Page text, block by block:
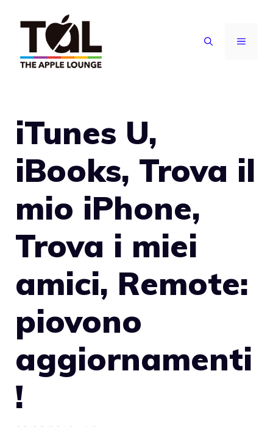
contenuto
MENU
iTunes U,
iBooks, Trova il
mio iPhone,
Trova i miei
amici, Remote:
piovono
aggiornamenti
!